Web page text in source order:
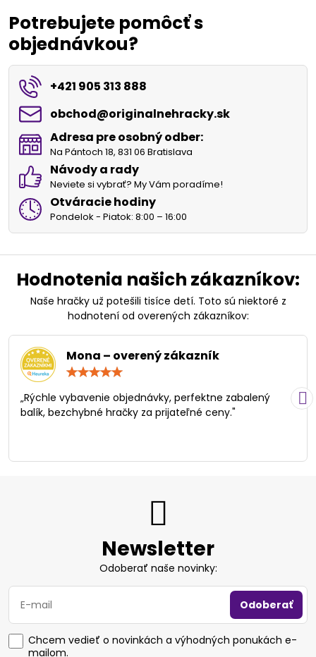
Potrebujete pomôcť s
objednávkou?
+421 905 313 888
obchod​@originalnehracky​.sk
Adresa pre osobný odber:
Na Pántoch 18, 831 06 Bratislava
Návody a rady
Neviete si vybrať? My Vám poradíme!
Otváracie hodiny
Pondelok - Piatok: 8:00 – 16:00
Hodnotenia našich zákazníkov:
Naše hračky už potešili tisíce detí. Toto sú niektoré z
hodnotení od overených zákazníkov:
Mona – overený zákazník
/
5
„Rýchle vybavenie objednávky, perfektne zabalený
balík, bezchybné hračky za prijateľné ceny."
Newsletter
Odoberať naše novinky:
Odoberať
Chcem vedieť o novinkách a výhodných ponukách e-
mailom.